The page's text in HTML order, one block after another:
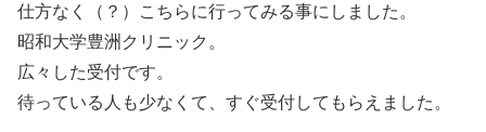
仕方なく（？）こちらに行ってみる事にしました。
昭和大学豊洲クリニック。
広々した受付です。
待っている人も少なくて、すぐ受付してもらえました。